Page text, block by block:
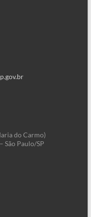
do Carmo)
São Paulo/SP